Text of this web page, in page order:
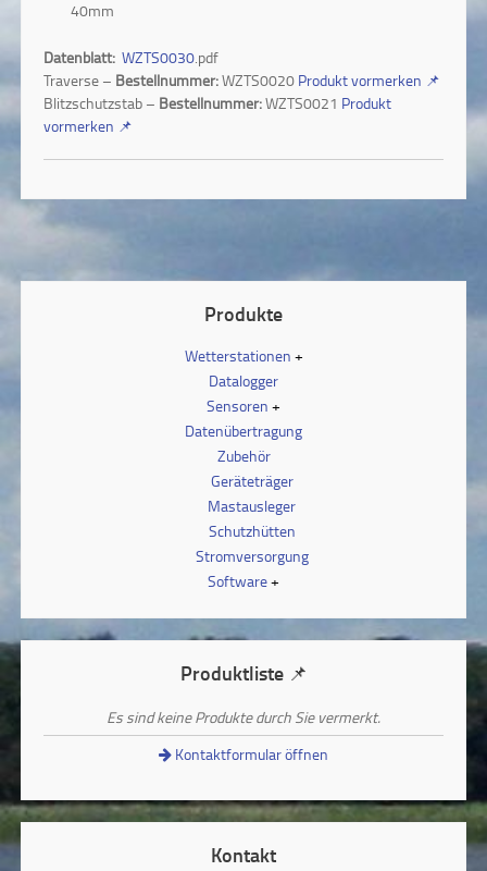
40mm
Datenblatt: WZTS0030.pdf
Traverse – Bestellnummer:WZTS0020 Produkt vormerken 📌
Blitzschutzstab – Bestellnummer:WZTS0021 Produkt
vormerken 📌
Produkte
Wetterstationen
Datalogger
Sensoren
Datenübertragung
Zubehör
Geräteträger
Mastausleger
Schutzhütten
Stromversorgung
Software
Produktliste 📌
Es sind keine Produkte durch Sie vermerkt.
Kontaktformular öffnen
Kontakt